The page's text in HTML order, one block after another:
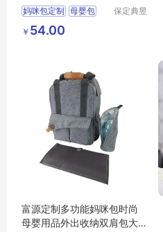
ogo
妈咪包定制 母婴包
妈咪背包
妈咪包多功能
保定典昱
￥ 54.00
富源定制多功能妈咪包时尚
母婴用品外出收纳双肩包大